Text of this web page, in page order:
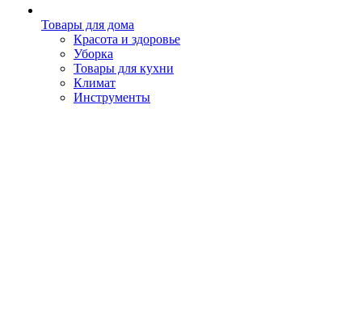
Товары для дома
Красота и здоровье
Уборка
Товары для кухни
Климат
Инструменты